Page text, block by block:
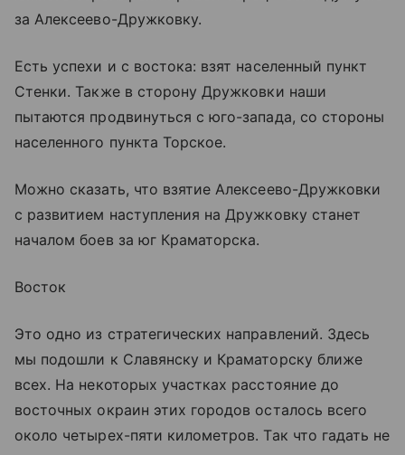
за Алексеево-Дружковку.
Есть успехи и с востока: взят населенный пункт
Стенки. Также в сторону Дружковки наши
пытаются продвинуться с юго-запада, со стороны
населенного пункта Торское.
Можно сказать, что взятие Алексеево-Дружковки
с развитием наступления на Дружковку станет
началом боев за юг Краматорска.
Восток
Это одно из стратегических направлений. Здесь
мы подошли к Славянску и Краматорску ближе
всех. На некоторых участках расстояние до
восточных окраин этих городов осталось всего
около четырех-пяти километров. Так что гадать не